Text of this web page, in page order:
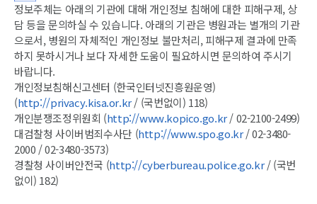
정보주체는 아래의 기관에 대해 개인정보 침해에 대한 피해구제, 상
담 등을 문의하실 수 있습니다. 아래의 기관은 병원과는 별개의 기관
으로서, 병원의 자체적인 개인정보 불만처리, 피해구제 결과에 만족
하지 못하시거나 보다 자세한 도움이 필요하시면 문의하여 주시기
바랍니다.
개인정보침해신고센터 (한국인터넷진흥원운영)
(http://privacy.kisa.or.kr/ (국번없이) 118)
개인분쟁조정위원회 (http://www.kopico.go.kr/ 02-2100-2499)
대검찰청 사이버범죄수사단 (http://www.spo.go.kr/ 02-3480-
2000 / 02-3480-3573)
경찰청 사이버안전국 (http://cyberbureau.police.go.kr/ (국번
없이) 182)